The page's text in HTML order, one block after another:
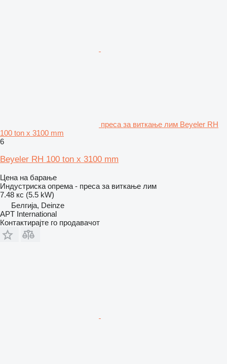
преса за виткање лим Beyeler RH
100 ton x 3100 mm
6
Beyeler RH 100 ton x 3100 mm
Цена на барање
Индустриска опрема - преса за виткање лим
7.48 кс (5.5 kW)
Белгија, Deinze
APT International
Контактирајте го продавачот